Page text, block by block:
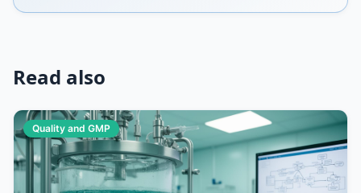
Read also
Quality and GMP